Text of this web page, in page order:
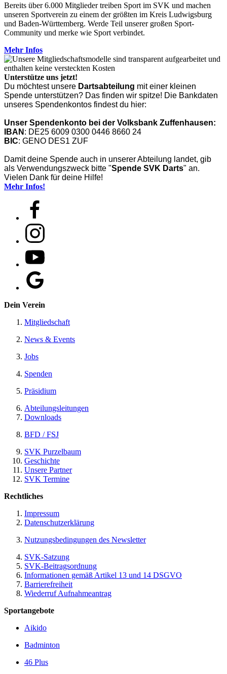
Bereits über 6.000 Mitglieder treiben Sport im SVK und machen
unseren Sportverein zu einem der größten im Kreis Ludwigsburg
und Baden-Württemberg. Werde Teil unserer großen Sport-
Community und merke wie Sport verbindet.
Mehr Infos
Unterstütze uns jetzt!
Du möchtest unsere Dartsabteilung mit einer kleinen
Spende unterstützen? Das finden wir spitze! Die Bankdaten
unseres Spendenkontos findest du hier:
Unser Spendenkonto bei der Volksbank Zuffenhausen:
IBAN : DE25 6009 0300 0446 8660 24
BIC: GENO DES1 ZUF
Damit deine Spende auch in unserer Abteilung landet, gib
als Verwendungszweck bitte "Spende SVK Darts" an.
Vielen Dank für deine Hilfe!
Mehr Infos!
Dein Verein
Mitgliedschaft
News & Events
Jobs
Spenden
Präsidium
Abteilungsleitungen
Downloads
BFD / FSJ
SVK Purzelbaum
Geschichte
Unsere Partner
SVK Termine
Rechtliches
Impressum
Datenschutzerklärung
Nutzungsbedingungen des Newsletter
SVK-Satzung
SVK-Beitragsordnung
Informationen gemäß Artikel 13 und 14 DSGVO
Barrierefreiheit
Wiederruf Aufnahmeantrag
Sportangebote
Aikido
Badminton
46 Plus